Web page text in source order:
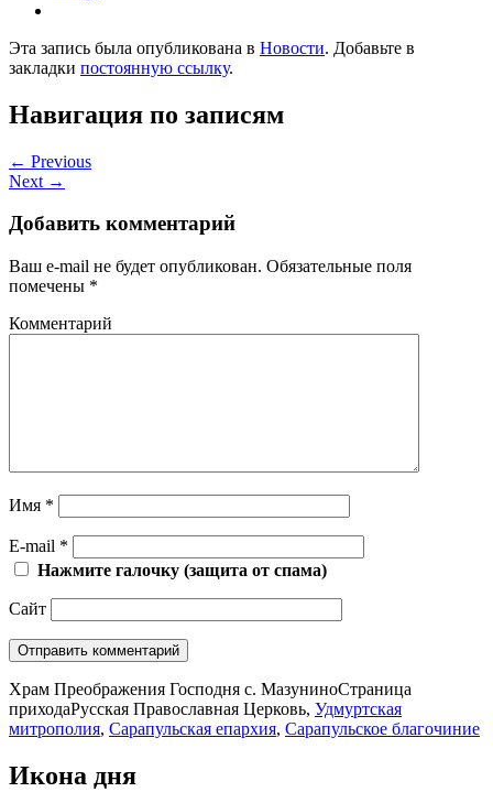
Эта запись была опубликована в Новости. Добавьте в
закладки постоянную ссылку.
Навигация по записям
← Previous
Next →
Добавить комментарий
Ваш e-mail не будет опубликован. Обязательные поля
помечены *
Комментарий
Имя *
E-mail *
Нажмите галочку (защита от спама)
Сайт
Храм Преображения Господня с. МазуниноСтраница
приходаРусская Православная Церковь, Удмуртская
митрополия, Сарапульская епархия, Сарапульское благочиние
Икона дня